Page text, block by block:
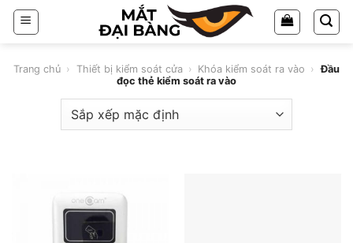
Chuyển
đến
dungTrang chủ › Thiết bị kiểm soát cửa › Khóa kiểm soát ra vào › Đầu
đọc thẻ kiểm soát ra vào